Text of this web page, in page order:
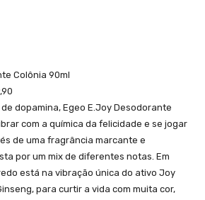
Colônia 90ml
dopamina, Egeo E.Joy Desodorante
com a química da felicidade e se jogar
de uma fragrância marcante e
por um mix de diferentes notas. Em
está na vibração única do ativo Joy
para curtir a vida com muita cor,